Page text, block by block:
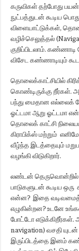
கருவிகள் தற்போது
நுட்பத்துடன் கூடிய
விளையாட்டுக்கள்,
வழிச்செலுத்தல்
குறிப்பிடலாம்.
விசேட கண்ணாடியும்
தொலைக்காட்சியில்
கொண்டிருக்கு றீர்கள்.
பந்து மைதான எல்லைக்
ஓட்டமா ஆறு ஓட்டமா
தொலைக் காட்சி
கிராபிக்ஸ் மற்றும்
வீழ்ந்த இடத்தையும்
வழங்கி விடுகிறார்.
லண்டன் தெருவொன்றில்
பாடுகளுடன் கூடிய
என்ன? இதை
எழுகின்றன? உடனே
போட்டோ எடுக்கிறீர்கள்.
navigation) வசதி
இருப்பிடத்தை இனம்